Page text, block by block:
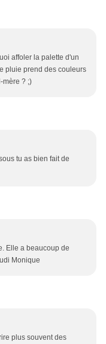
affoler la palette d'un
pluie prend des couleurs
mère ? ;)
tu as bien fait de
Elle a beaucoup de
Monique
plus souvent des